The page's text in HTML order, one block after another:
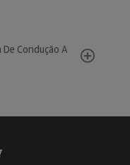
Condução A